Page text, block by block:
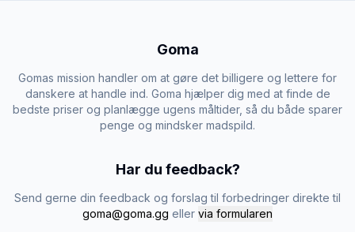
Goma
Gomas mission handler om at gøre det billigere og lettere for
danskere at handle ind. Goma hjælper dig med at finde de
bedste priser og planlægge ugens måltider, så du både sparer
penge og mindsker madspild.
Har du feedback?
Send gerne din feedback og forslag til forbedringer direkte til
goma@goma.gg eller via formularen